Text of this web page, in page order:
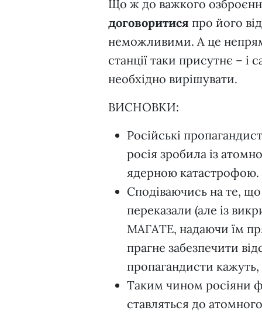
Що ж до важкого
договоритися про його
неможливими. А це
станції таки присутнє –
необхідно вирішувати.
ВИСНОВКИ:
Російські
росія зробила із
ядерною катастрофою.
Сподіваючись на те,
переказали (але із
МАГАТЕ, надаючи їм
прагне забезпечити
пропагандисти
Таким чином росіяни
ставляться до